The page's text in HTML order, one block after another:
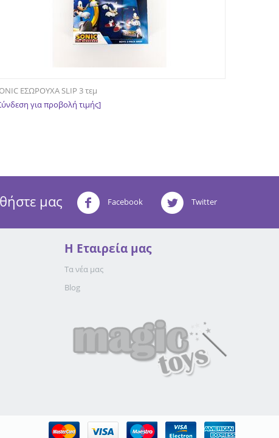
ΕΣΩΡΟΥΧΑ SLIP 3 τεμ
για προβολή τιμής]
μας Facebook Twitter
Η Eταιρεία μας
Τα νέα μας
Blog